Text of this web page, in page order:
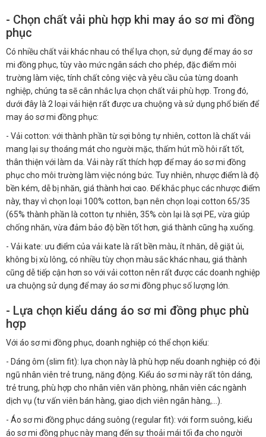
- Chọn chất vải phù hợp khi may áo sơ mi đồng
phục
Có nhiều chất vải khác nhau có thể lựa chọn, sử dụng để may áo sơ
mi đồng phục, tùy vào mức ngân sách cho phép, đặc điểm môi
trường làm việc, tính chất công việc và yêu cầu của từng doanh
nghiệp, chúng ta sẽ cân nhắc lựa chọn chất vải phù hợp. Trong đó,
dưới đây là 2 loại vải hiện rất được ưa chuộng và sử dụng phổ biến để
may áo sơ mi đồng phục:
- Vải cotton: với thành phần từ sợi bông tự nhiên, cotton là chất vải
mang lại sự thoáng mát cho người mặc, thấm hút mồ hôi rất tốt,
thân thiện với làm da. Vải này rất thích hợp để may áo sơ mi đồng
phục cho môi trường làm việc nóng bức. Tuy nhiên, nhược điểm là độ
bền kém, dễ bị nhăn, giá thành hơi cao. Để khắc phục các nhược điểm
này, thay vì chọn loại 100% cotton, bạn nên chọn loại cotton 65/35
(65% thành phần là cotton tự nhiên, 35% còn lại là sợi PE, vừa giúp
chống nhăn, vừa đảm bảo độ bền tốt hơn, giá thành cũng hạ xuống.
- Vải kate: ưu điểm của vải kate là rất bền màu, ít nhăn, dễ giặt ủi,
không bị xù lông, có nhiều tùy chọn màu sắc khác nhau, giá thành
cũng dễ tiếp cận hơn so với vải cotton nên rất được các doanh nghiệp
ưa chuộng sử dụng để may áo sơ mi đồng phục số lượng lớn.
- Lựa chọn kiểu dáng áo sơ mi đồng phục phù
hợp
Với áo sơ mi đồng phục, doanh nghiệp có thể chọn kiểu:
- Dáng ôm (slim fit): lựa chọn này là phù hợp nếu doanh nghiệp có đội
ngũ nhân viên trẻ trung, năng động. Kiểu áo sơ mi này rất tôn dáng,
trẻ trung, phù hợp cho nhân viên văn phòng, nhân viên các ngành
dịch vụ (tư vấn viên bán hàng, giao dịch viên ngân hàng,…).
- Áo sơ mi đồng phục dáng suông (regular fit): với form suông, kiểu
áo sơ mi đồng phục này mang đến sự thoải mái tối đa cho người